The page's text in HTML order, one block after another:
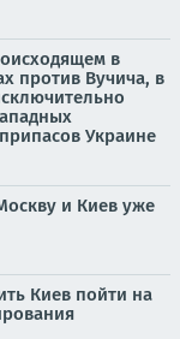
в
против Вучича, в
Украине
и Киев уже
Киев пойти на